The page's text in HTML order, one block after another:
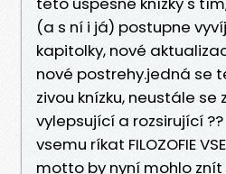
(a s ní i já) postupne
kapitolky, nové
nové postrehy.jedná se
zivou knízku, neustále se
vylepsující a rozsirující
vsemu ríkat FILOZOFIE
motto by nyní mohlo